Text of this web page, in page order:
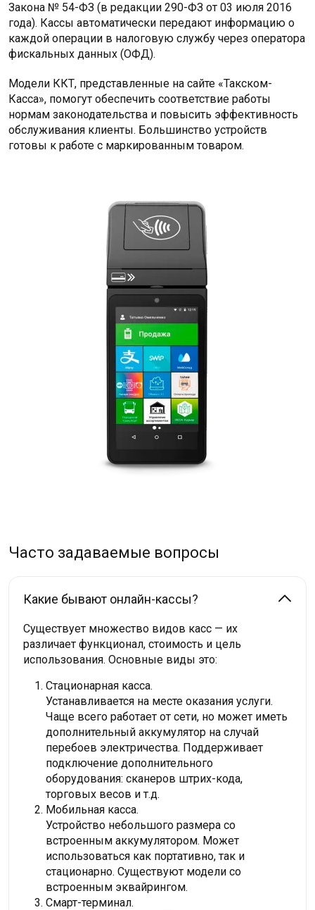
Закона № 54-ФЗ (в редакции 290-ФЗ от 03 июля 2016
года). Кассы автоматически передают информацию о
каждой операции в налоговую службу через оператора
фискальных данных (ОФД).
Модели ККТ, представленные на сайте «Такском-
Касса», помогут обеспечить соответствие работы
нормам законодательства и повысить эффективность
обслуживания клиенты. Большинство устройств
готовы к работе с маркированным товаром.
Часто задаваемые вопросы
Какие бывают онлайн-кассы?
Существует множество видов касс — их
различает функционал, стоимость и цель
использования. Основные виды это:
Стационарная касса.
Устанавливается на месте оказания услуги.
Чаще всего работает от сети, но может иметь
дополнительный аккумулятор на случай
перебоев электричества. Поддерживает
подключение дополнительного
оборудования: сканеров штрих-кода,
торговых весов и т.д.
Мобильная касса.
Устройство небольшого размера со
встроенным аккумулятором. Может
использоваться как портативно, так и
стационарно. Существуют модели со
встроенным эквайрингом.
Смарт-терминал.